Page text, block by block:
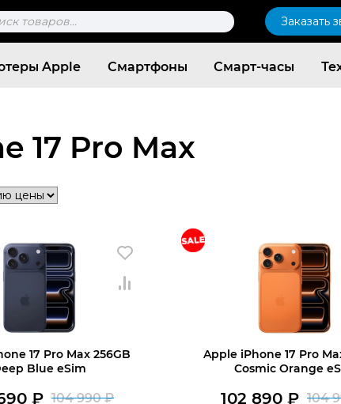
Заказать
Apple Смартфоны Смарт-часы
17 Pro Max
17 Pro Max 256GB
Blue eSim
104 990₽
₽
Apple iPhone 17 Pro
Cosmic Orange
104
102 890 ₽
Согласен c политикой конфиденциальности